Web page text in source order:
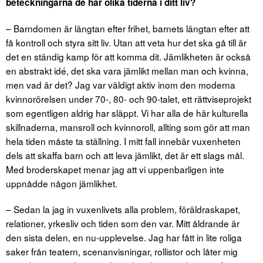
– Barndomen är längtan efter frihet, barnets längtan efter att
få kontroll och styra sitt liv. Utan att veta hur det ska gå till är
det en ständig kamp för att komma dit. Jämlikheten är också
en abstrakt idé, det ska vara jämlikt mellan man och kvinna,
men vad är det? Jag var väldigt aktiv inom den moderna
kvinnorörelsen under 70-, 80- och 90-talet, ett rättviseprojekt
som egentligen aldrig har släppt. Vi har alla de här kulturella
skillnaderna, mansroll och kvinnoroll, allting som gör att man
hela tiden måste ta ställning. I mitt fall innebär vuxenheten
dels att skaffa barn och att leva jämlikt, det är ett slags mål.
Med broderskapet menar jag att vi uppenbarligen inte
uppnådde någon jämlikhet.
– Sedan la jag in vuxenlivets alla problem, föräldraskapet,
relationer, yrkesliv och tiden som den var. Mitt åldrande är
den sista delen, en nu-upplevelse. Jag har fått in lite roliga
saker från teatern, scenanvisningar, rollistor och låter mig